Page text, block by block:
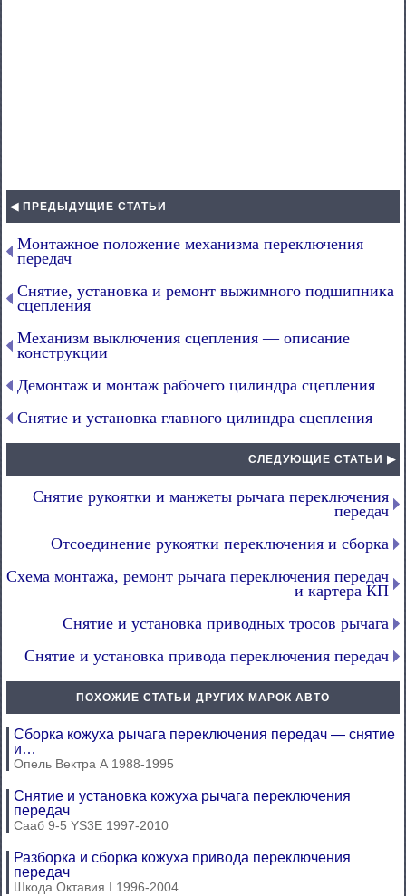
◀ ПРЕДЫДУЩИЕ СТАТЬИ
Монтажное положение механизма переключения
передач
Снятие, установка и ремонт выжимного подшипника
сцепления
Механизм выключения сцепления — описание
конструкции
Демонтаж и монтаж рабочего цилиндра сцепления
Снятие и установка главного цилиндра сцепления
СЛЕДУЮЩИЕ СТАТЬИ ▶
Снятие рукоятки и манжеты рычага переключения
передач
Отсоединение рукоятки переключения и сборка
Схема монтажа, ремонт рычага переключения передач
и картера КП
Снятие и установка приводных тросов рычага
Снятие и установка привода переключения передач
ПОХОЖИЕ СТАТЬИ ДРУГИХ МАРОК АВТО
Сборка кожуха рычага переключения передач — снятие
и…
Опель Вектра А 1988-1995
Снятие и установка кожуха рычага переключения
передач
Сааб 9-5 YS3E 1997-2010
Разборка и сборка кожуха привода переключения
передач
Шкода Октавия I 1996-2004